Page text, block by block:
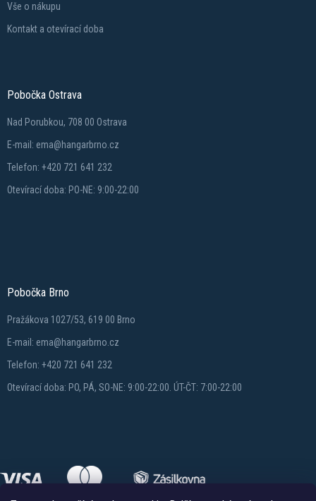
Vše o nákupu
Kontakt a otevírací doba
Pobočka Ostrava
Nad Porubkou, 708 00 Ostrava
E-mail: ema@hangarbrno.cz
Telefon: +420 721 641 232
Otevírací doba: PO-NE: 9:00-22:00
Pobočka Brno
Pražákova 1027/53, 619 00 Brno
E-mail: ema@hangarbrno.cz
Telefon: +420 721 641 232
Otevírací doba: PO, PÁ, SO-NE: 9:00-22:00. ÚT-ČT: 7:00-22:00